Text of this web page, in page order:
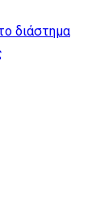
διάστημα